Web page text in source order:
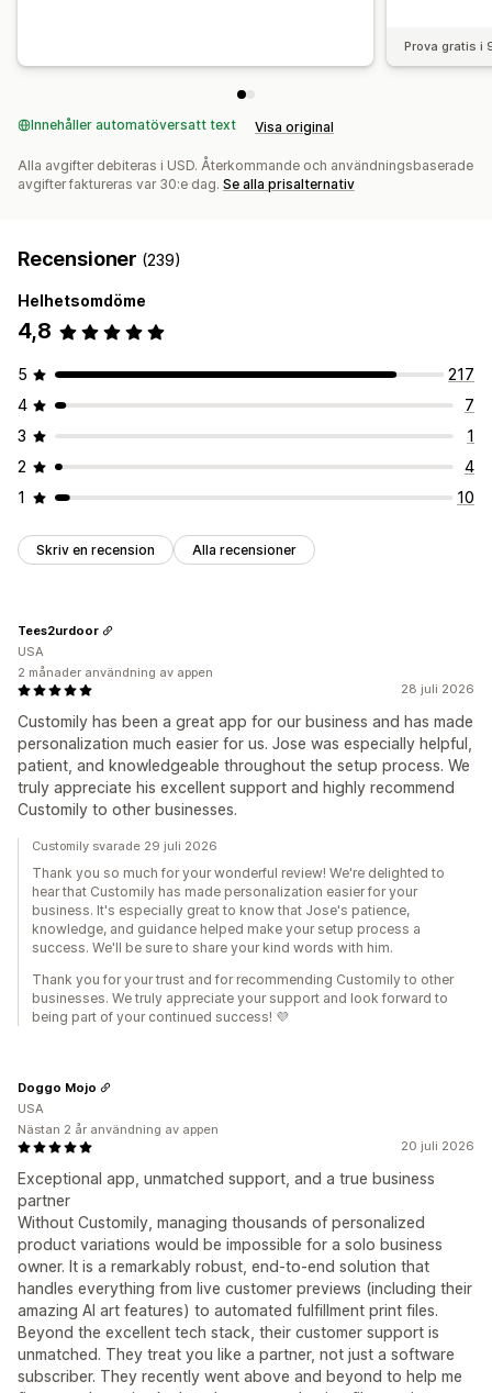
Prova gratis i
Innehåller automatöversatt text Visa original
Alla avgifter debiteras i USD. Återkommande och användningsbaserade
avgifter faktureras var 30:e dag. Se alla prisalternativ
Recensioner (239)
Helhetsomdöme
4,8
5
217
4
7
3
1
2
4
1
10
Skriv en recension Alla recensioner
28 juli 2026
Customily has been a great app for our business and has made
personalization much easier for us. Jose was especially helpful,
patient, and knowledgeable throughout the setup process. We
truly appreciate his excellent support and highly recommend
Customily to other businesses.
Tees2urdoor
USA
2 månader användning av appen
Customily svarade 29 juli 2026
Thank you so much for your wonderful review! We're delighted to
hear that Customily has made personalization easier for your
business. It's especially great to know that Jose's patience,
knowledge, and guidance helped make your setup process a
success. We'll be sure to share your kind words with him.
Thank you for your trust and for recommending Customily to other
businesses. We truly appreciate your support and look forward to
being part of your continued success! 💜
20 juli 2026
Exceptional app, unmatched support, and a true business
partner
Without Customily, managing thousands of personalized
product variations would be impossible for a solo business
owner. It is a remarkably robust, end-to-end solution that
handles everything from live customer previews (including their
amazing AI art features) to automated fulfillment print files.
Beyond the excellent tech stack, their customer support is
unmatched. They treat you like a partner, not just a software
subscriber. They recently went above and beyond to help me
Doggo Mojo
USA
Nästan 2 år användning av appen